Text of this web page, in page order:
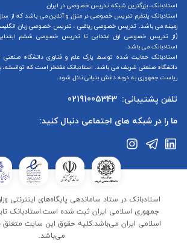
استادبانک، بزرگترین شبکه تدریس خصوصی در ایران
استادبانک پلتفرم تدریس خصوصی در منزل و آنلاین
زمینه می باشد. تدریس خصوصی ریاضی ، تدریس خصوصی زبان
(از تدریس خصوصی اول ابتدایی تا تدریس خصوصی ششم
استادبانک می باشد.
استادبانک حمایت شده توسط پارک علم و فناوری دانشگاه
دانشگاه صنعتی شریف می باشد. استادبانک مفتخر است که توانسته،
ریاست جمهوری به درجه دانش بنیانی نائل شود.
تلفن پشتیبانی: 02191005343
ما را در شبکه های اجتماعی دنبال کنید:
استادبانک در ستاد ساماندهی پایگاه‌های اینترنتی
جمهوری اسلامی ایران ثبت شده است.استادبانک
اسلامی ایران می‌باشد.کلیه حقوق این سایت متعلق
می‌باشد.